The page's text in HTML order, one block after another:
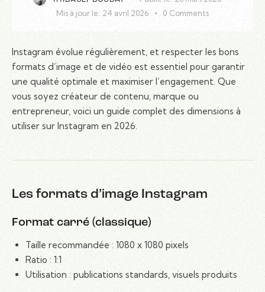
Mis à jour le: 24 avril 2026 0 Comments
Instagram évolue régulièrement, et respecter les bons
formats d’image et de vidéo est essentiel pour garantir
une qualité optimale et maximiser l’engagement. Que
vous soyez créateur de contenu, marque ou
entrepreneur, voici un guide complet des dimensions à
utiliser sur Instagram en 2026.
Les formats d’image Instagram
Format carré (classique)
Taille recommandée : 1080 x 1080 pixels
Ratio : 1:1
Utilisation : publications standards, visuels produits